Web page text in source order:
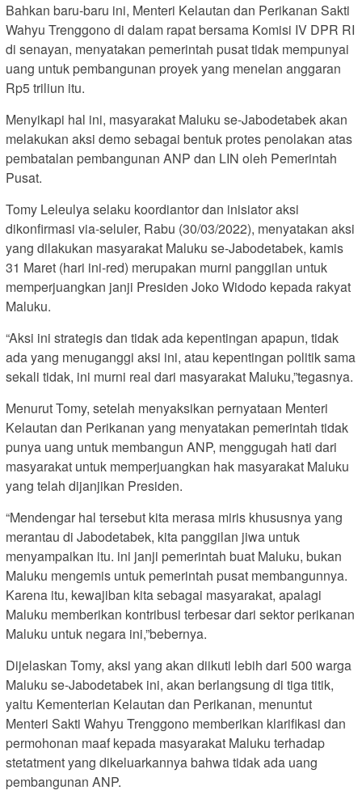
Bahkan baru-baru ini, Menteri Kelautan dan Perikanan Sakti
Wahyu Trenggono di dalam rapat bersama Komisi IV DPR RI
di senayan, menyatakan pemerintah pusat tidak mempunyai
uang untuk pembangunan proyek yang menelan anggaran
Rp5 triliun itu.
Menyikapi hal ini, masyarakat Maluku se-Jabodetabek akan
melakukan aksi demo sebagai bentuk protes penolakan atas
pembatalan pembangunan ANP dan LIN oleh Pemerintah
Pusat.
Tomy Leleulya selaku koordiantor dan inisiator aksi
dikonfirmasi via-seluler, Rabu (30/03/2022), menyatakan aksi
yang dilakukan masyarakat Maluku se-Jabodetabek, kamis
31 Maret (hari ini-red) merupakan murni panggilan untuk
memperjuangkan janji Presiden Joko Widodo kepada rakyat
Maluku.
“Aksi ini strategis dan tidak ada kepentingan apapun, tidak
ada yang menuganggi aksi ini, atau kepentingan politik sama
sekali tidak, ini murni real dari masyarakat Maluku,”tegasnya.
Menurut Tomy, setelah menyaksikan pernyataan Menteri
Kelautan dan Perikanan yang menyatakan pemerintah tidak
punya uang untuk membangun ANP, menggugah hati dari
masyarakat untuk memperjuangkan hak masyarakat Maluku
yang telah dijanjikan Presiden.
“Mendengar hal tersebut kita merasa miris khususnya yang
merantau di Jabodetabek, kita panggilan jiwa untuk
menyampaikan itu. ini janji pemerintah buat Maluku, bukan
Maluku mengemis untuk pemerintah pusat membangunnya.
Karena itu, kewajiban kita sebagai masyarakat, apalagi
Maluku memberikan kontribusi terbesar dari sektor perikanan
Maluku untuk negara ini,”bebernya.
Dijelaskan Tomy, aksi yang akan diikuti lebih dari 500 warga
Maluku se-Jabodetabek ini, akan berlangsung di tiga titik,
yaitu Kementerian Kelautan dan Perikanan, menuntut
Menteri Sakti Wahyu Trenggono memberikan klarifikasi dan
permohonan maaf kepada masyarakat Maluku terhadap
stetatment yang dikeluarkannya bahwa tidak ada uang
pembangunan ANP.